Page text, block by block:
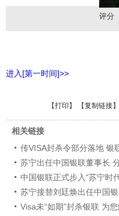
评分
进入[第一时间]>>
【打印 】 【复制链接
相关链接
传VISA封杀令部分落地 银
苏宁出任中国银联董事长
中国银联正式步入“苏宁时
苏宁接替刘廷焕出任中国
Visa未“如期”封杀银联 为